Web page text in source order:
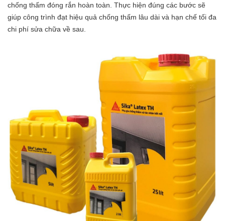
chống thấm đóng rắn hoàn toàn. Thực hiện đúng các bước sẽ
giúp công trình đạt hiệu quả chống thấm lâu dài và hạn chế tối đa
chi phí sửa chữa về sau.